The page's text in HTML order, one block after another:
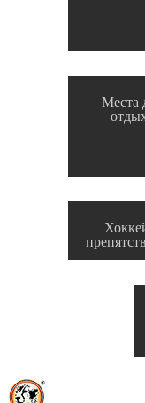
Места